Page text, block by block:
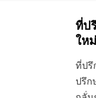
ที่ป
ให
ที่ปรึ
ปรึก